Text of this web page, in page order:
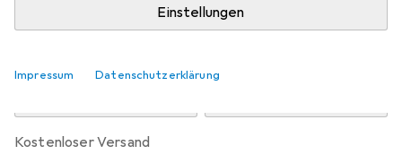
Einstellungen
Impressum Datenschutzerklärung
kostenloser Versand